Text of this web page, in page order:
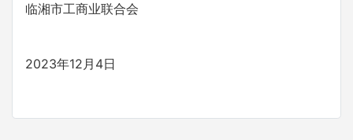
临湘市工商业联合会
2023年12月4日